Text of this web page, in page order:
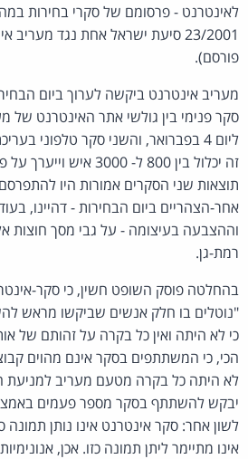
לאינטרנט - פרסומם של סקרי בחירות
23/2001 סיעת ישראל אחת נגד
פורסם).
מעריב אינטרנט ביקשה לערוך ביום
סקר פנימי בין גולשי אתר האינטרנט
ליום 4 בפברואר, והשני סקר טלפוני
זה יכלול בין 800 ל- 3000
תוצאות שני הסקרים אמורות היו
אחר-הצהריים ביום הבחירות - דהיינו,
וההצבעה בעיצומה - על גבי מסך חוצות
רמת-גן.
בהחלטה פוסק השופט חשין, כי סקר-
"נוטלים בו חלק אנשים שביקשו מראש
כי לא היתה ואין כל בקרה על זהותם של
הכי, כי המשתתפים בסקר אינם מהוים
לא היתה כל בקרה מטעם מעריב למניעת
יבקש להשתתף בסקר מספר פעמים
לשון אחר: סקר אינטרנט אינו נותן
אינו מתיימר ליתן תמונה כזו. אכן,